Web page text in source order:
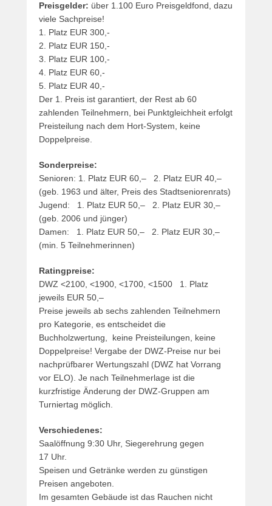
n
h
a
r
d
M
a
r
t
i
n
Preisgelder: über 1.100 Euro Preisgeldfond, dazu
viele Sachpreise!
1. Platz EUR 300,-
2. Platz EUR 150,-
3. Platz EUR 100,-
4. Platz EUR 60,-
5. Platz EUR 40,-
Der 1. Preis ist garantiert, der Rest ab 60
zahlenden Teilnehmern, bei Punktgleichheit erfolgt
Preisteilung nach dem Hort-System, keine
Doppelpreise.
Sonderpreise:
Senioren: 1. Platz EUR 60,– 2. Platz EUR 40,–
(geb. 1963 und älter, Preis des Stadtseniorenrats)
Jugend: 1. Platz EUR 50,– 2. Platz EUR 30,–
(geb. 2006 und jünger)
Damen: 1. Platz EUR 50,– 2. Platz EUR 30,–
(min. 5 Teilnehmerinnen)
Ratingpreise:
DWZ <2100, <1900, <1700, <1500 1. Platz
jeweils EUR 50,–
Preise jeweils ab sechs zahlenden Teilnehmern
pro Kategorie, es entscheidet die
Buchholzwertung, keine Preisteilungen, keine
Doppelpreise! Vergabe der DWZ-Preise nur bei
nachprüfbarer Wertungszahl (DWZ hat Vorrang
vor ELO). Je nach Teilnehmerlage ist die
kurzfristige Änderung der DWZ-Gruppen am
Turniertag möglich.
Verschiedenes:
Saalöffnung 9:30 Uhr, Siegerehrung gegen
17 Uhr.
Speisen und Getränke werden zu günstigen
Preisen angeboten.
Im gesamten Gebäude ist das Rauchen nicht